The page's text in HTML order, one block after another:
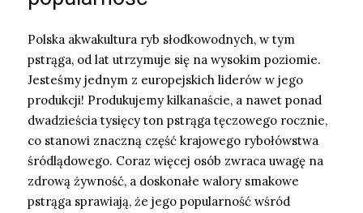
Polska akwakultura ryb słodkowodnych, w tym
pstrąga, od lat utrzymuje się na wysokim poziomie.
Jesteśmy jednym z europejskich liderów w jego
produkcji! Produkujemy kilkanaście, a nawet ponad
dwadzieścia tysięcy ton pstrąga tęczowego rocznie,
co stanowi znaczną część krajowego rybołówstwa
śródlądowego. Coraz więcej osób zwraca uwagę na
zdrową żywność, a doskonałe walory smakowe
pstrąga sprawiają, że jego popularność wśród